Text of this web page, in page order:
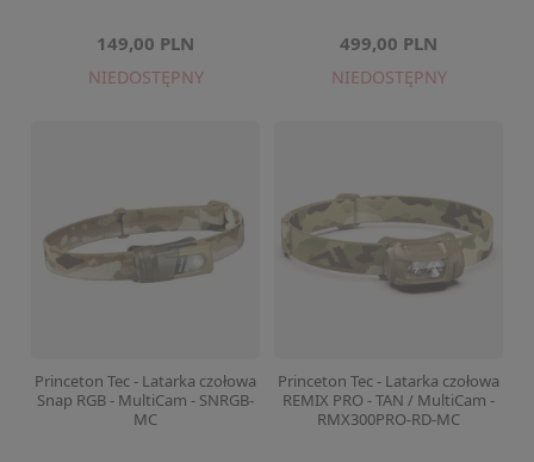
149,00 PLN
NIEDOSTĘPNY
499,00 PLN
NIEDOSTĘPNY
Princeton Tec - Latarka czołowa
Snap RGB - MultiCam - SNRGB-
MC
Princeton Tec - Latarka czołowa
REMIX PRO - TAN / MultiCam -
RMX300PRO-RD-MC